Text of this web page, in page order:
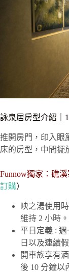
詠泉居房型介紹｜
推開房門，印入眼
床的房型，中間擺
Funnow獨家：礁
訂購）
映之湯使用
維持 2 小時。
平日定義 :
日以及連續
開車族享有
後 10 分鐘以